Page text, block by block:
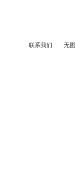
联系我们 | 无